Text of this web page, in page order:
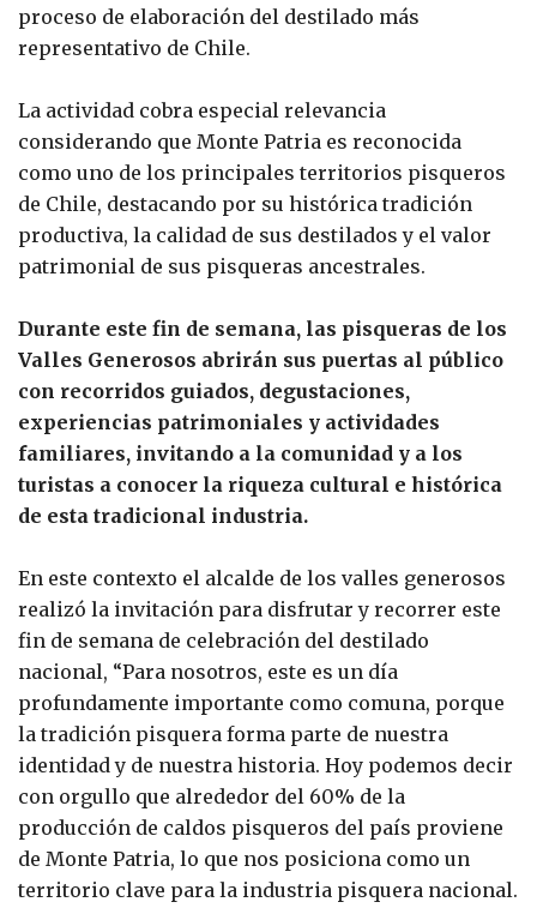
proceso de elaboración del destilado más
representativo de Chile.
La actividad cobra especial relevancia
considerando que Monte Patria es reconocida
como uno de los principales territorios pisqueros
de Chile, destacando por su histórica tradición
productiva, la calidad de sus destilados y el valor
patrimonial de sus pisqueras ancestrales.
Durante este fin de semana, las pisqueras de los
Valles Generosos abrirán sus puertas al público
con recorridos guiados, degustaciones,
experiencias patrimoniales y actividades
familiares, invitando a la comunidad y a los
turistas a conocer la riqueza cultural e histórica
de esta tradicional industria.
En este contexto el alcalde de los valles generosos
realizó la invitación para disfrutar y recorrer este
fin de semana de celebración del destilado
nacional, “Para nosotros, este es un día
profundamente importante como comuna, porque
la tradición pisquera forma parte de nuestra
identidad y de nuestra historia. Hoy podemos decir
con orgullo que alrededor del 60% de la
producción de caldos pisqueros del país proviene
de Monte Patria, lo que nos posiciona como un
territorio clave para la industria pisquera nacional.